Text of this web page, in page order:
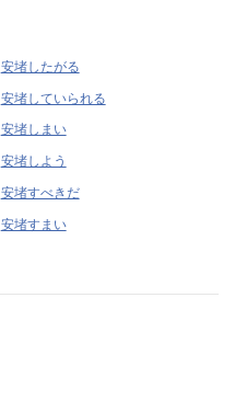
安堵したがる
安堵していられる
安堵しまい
安堵しよう
安堵すべきだ
安堵すまい